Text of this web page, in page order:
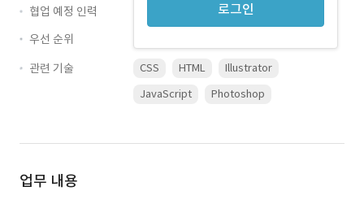
로그인
협업 예정 인력
우선 순위
관련 기술
CSS HTML
Illustrator
JavaScript
Photoshop
업무 내용